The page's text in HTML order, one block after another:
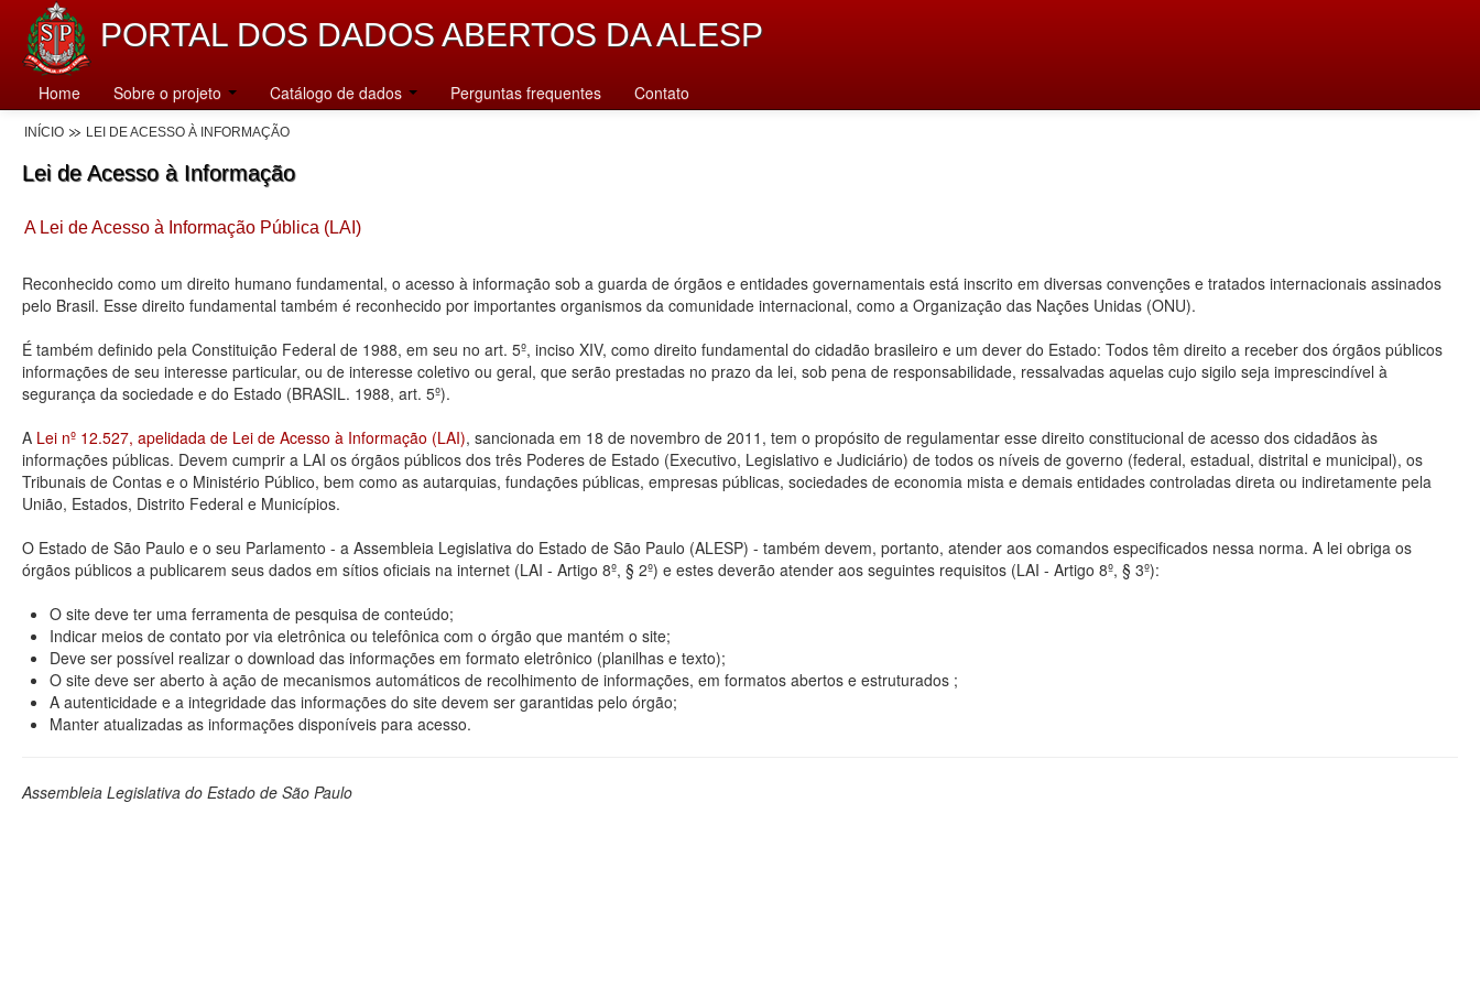
PORTAL DOS DADOS ABERTOS DA ALESP
Home Sobre o projeto Catálogo de dados Perguntas frequentes Contato
INÍCIO LEI DE ACESSO À INFORMAÇÃO
Lei de Acesso à Informação
A Lei de Acesso à Informação Pública (LAI)
Reconhecido como um direito humano fundamental, o acesso à informação sob a guarda de órgãos e entidades governamentais está inscrito em diversas convenções e tratados internacionais assinados
pelo Brasil. Esse direito fundamental também é reconhecido por importantes organismos da comunidade internacional, como a Organização das Nações Unidas (ONU).
É também definido pela Constituição Federal de 1988, em seu no art. 5º, inciso XIV, como direito fundamental do cidadão brasileiro e um dever do Estado: Todos têm direito a receber dos órgãos públicos
informações de seu interesse particular, ou de interesse coletivo ou geral, que serão prestadas no prazo da lei, sob pena de responsabilidade, ressalvadas aquelas cujo sigilo seja imprescindível à
segurança da sociedade e do Estado (BRASIL. 1988, art. 5º).
A Lei nº 12.527, apelidada de Lei de Acesso à Informação (LAI), sancionada em 18 de novembro de 2011, tem o propósito de regulamentar esse direito constitucional de acesso dos cidadãos às
informações públicas. Devem cumprir a LAI os órgãos públicos dos três Poderes de Estado (Executivo, Legislativo e Judiciário) de todos os níveis de governo (federal, estadual, distrital e municipal), os
Tribunais de Contas e o Ministério Público, bem como as autarquias, fundações públicas, empresas públicas, sociedades de economia mista e demais entidades controladas direta ou indiretamente pela
União, Estados, Distrito Federal e Municípios.
O Estado de São Paulo e o seu Parlamento - a Assembleia Legislativa do Estado de São Paulo (ALESP) - também devem, portanto, atender aos comandos especificados nessa norma. A lei obriga os
órgãos públicos a publicarem seus dados em sítios oficiais na internet (LAI - Artigo 8º, § 2º) e estes deverão atender aos seguintes requisitos (LAI - Artigo 8º, § 3º):
O site deve ter uma ferramenta de pesquisa de conteúdo;
Indicar meios de contato por via eletrônica ou telefônica com o órgão que mantém o site;
Deve ser possível realizar o download das informações em formato eletrônico (planilhas e texto);
O site deve ser aberto à ação de mecanismos automáticos de recolhimento de informações, em formatos abertos e estruturados ;
A autenticidade e a integridade das informações do site devem ser garantidas pelo órgão;
Manter atualizadas as informações disponíveis para acesso.
Assembleia Legislativa do Estado de São Paulo